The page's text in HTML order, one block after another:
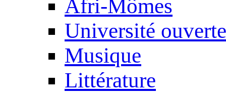
Afri-Mômes
Université ouverte
Musique
Littérature